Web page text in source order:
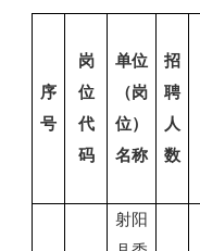
序
号
岗
位
代
码
单位
（岗
位）
名称
招
聘
人
数
射阳